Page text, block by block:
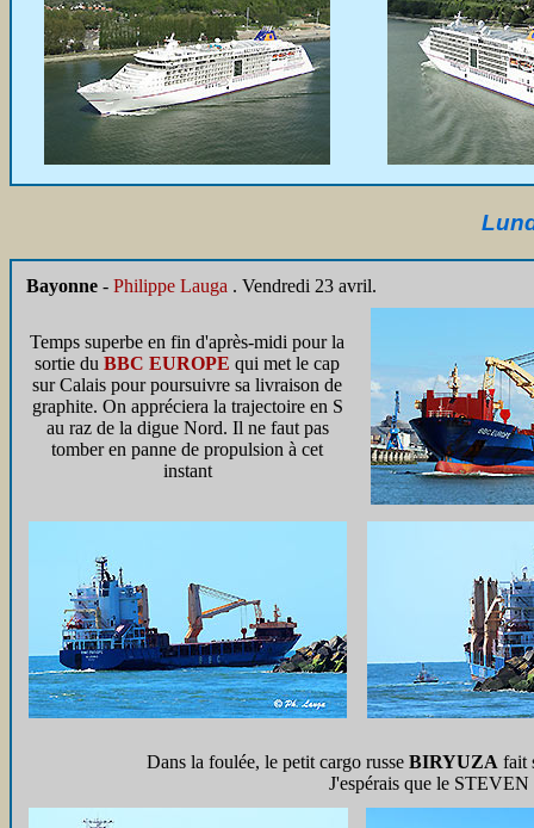
Bayonne - Philippe Lauga . Vendredi 23 avril.
Temps superbe en fin d'après-midi pour la
sortie du BBC EUROPE qui met le cap
sur Calais pour poursuivre sa livraison de
graphite. On appréciera la trajectoire en S
au raz de la digue Nord. Il ne faut pas
tomber en panne de propulsion à cet
instant
Dans la foulée, le petit cargo russe BIRYUZA fait
J'espérais que le STEVEN